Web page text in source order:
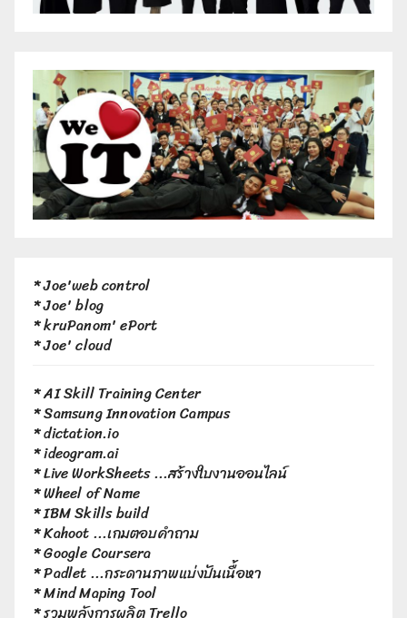
*Joe'web control
*Joe' blog
*kruPanom' ePort
*Joe' cloud
*AI Skill Training Center
*Samsung Innovation Campus
*dictation.io
*ideogram.ai
*Live WorkSheets...สร้างใบงานออนไลน์
*Wheel of Name
*IBM Skills build
*Kahoot...เกมตอบคำถาม
*Google Coursera
*Padlet...กระดานภาพแบ่งปันเนื้อหา
*Mind Maping Tool